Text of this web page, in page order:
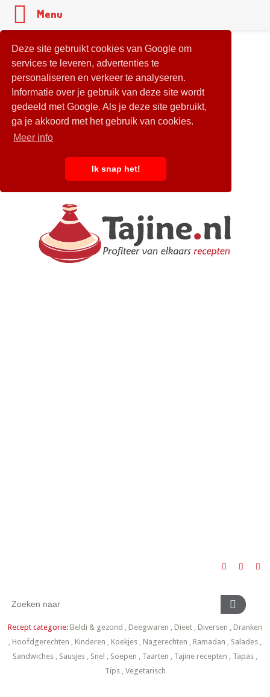
Deze site gebruikt cookies van Google om
services te leveren, advertenties te
personaliseren en verkeer te analyseren.
Informatie over je gebruik van deze site wordt
gedeeld met Google. Als je deze site gebruikt,
ga je akkoord met het gebruik van cookies.
Meer info
Ik snap het!
Recept categorie: Beldi & gezond , Deegwaren , Dieet , Diversen , Dranken
, Hoofdgerechten , Kinderen , Koekjes , Nagerechten , Ramadan , Salades ,
Sandwiches , Sausjes , Snel , Soepen , Taarten , Tajine recepten , Tapas ,
Tips, Vegetarisch
Menu